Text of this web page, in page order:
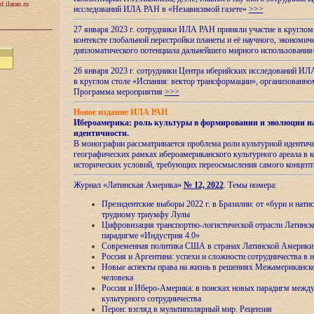
исследований ИЛА РАН в «Независимой газете» >>>
27 января 2023 г. сотрудники ИЛА РАН приняли участие в круглом
контексте глобальной перестройки планеты и её научного,
дипломатического потенциала дальнейшего мирного
26 января 2023 г. сотрудники Центра иберийских исследований
в круглом столе «Испания: вектор трансформации»,
Программа мероприятия>>>
Новое издание ИЛА РАН
Ибероамерика: роль культуры в формировании и эволюции
идентичности.
В монографии рассматривается проблема роли культурной
географических рамках ибероамериканского культурного ареала в
исторических условий, требующих переосмысления самого
Журнал «Латинская Америка» № 12, 2022. Темы номера:
Президентские выборы 2022 г. в Бразилии: от «бури и
трудному триумфу Лулы
Цифровизация транспортно-логистической отрасли
парадигме «Индустрия 4.0»
Современная политика США в странах Латинской Америки
Россия и Аргентина: успехи и сложности сотрудничества в
Новые аспекты права на жизнь в решениях
человека
Россия и Иберо-Америка: в поисках новых парадигм
культурного сотрудничества
Перон: взгляд в мультиполярный мир. Рецензия